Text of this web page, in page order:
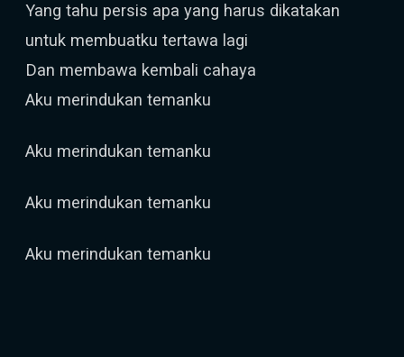
Yang tahu persis apa yang harus dikatakan
untuk membuatku tertawa lagi
Dan membawa kembali cahaya
Aku merindukan temanku
Aku merindukan temanku
Aku merindukan temanku
Aku merindukan temanku